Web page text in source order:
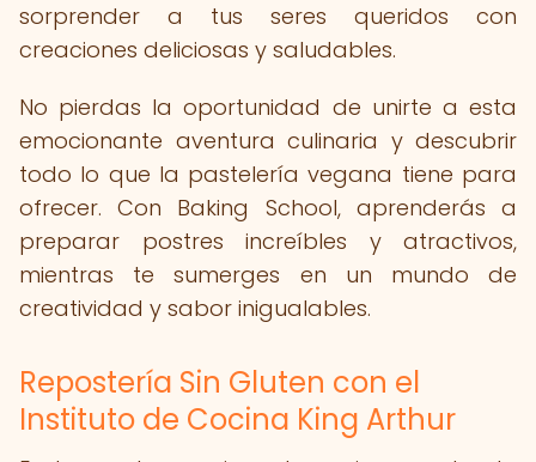
sorprender a tus seres queridos con
creaciones deliciosas y saludables.
No pierdas la oportunidad de unirte a esta
emocionante aventura culinaria y descubrir
todo lo que la pastelería vegana tiene para
ofrecer. Con Baking School, aprenderás a
preparar postres increíbles y atractivos,
mientras te sumerges en un mundo de
creatividad y sabor inigualables.
Repostería Sin Gluten con el
Instituto de Cocina King Arthur